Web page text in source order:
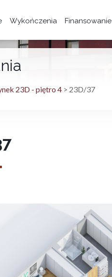
Wykończenia Finansowanie
23D - piętro 4> 23D/37